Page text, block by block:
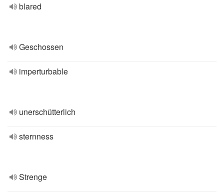
blared
Geschossen
imperturbable
unerschütterlich
sternness
Strenge